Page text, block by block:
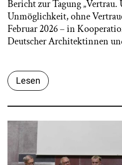
Bericht zur Tagung „Vertrau.
Unmöglichkeit, ohne
Februar 2026 – in
Deutscher Architektinnen
Lesen